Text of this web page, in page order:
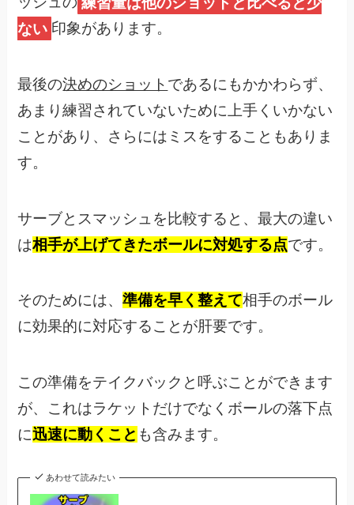
ない 印象があります。
最後の決めのショット であるにもかかわらず、
あまり練習されていないために上手くいかない
ことがあり、さらにはミスをすることもありま
す。
サーブとスマッシュを比較すると、最大の違い
は相手が上げてきたボールに対処する点です。
そのためには、準備を早く整えて相手のボール
に効果的に対応することが肝要です。
この準備をテイクバックと呼ぶことができます
が、これはラケットだけでなくボールの落下点
に迅速に動くこと も含みます。
あわせて読みたい